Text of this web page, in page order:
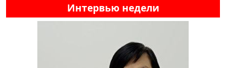
Интервью недели